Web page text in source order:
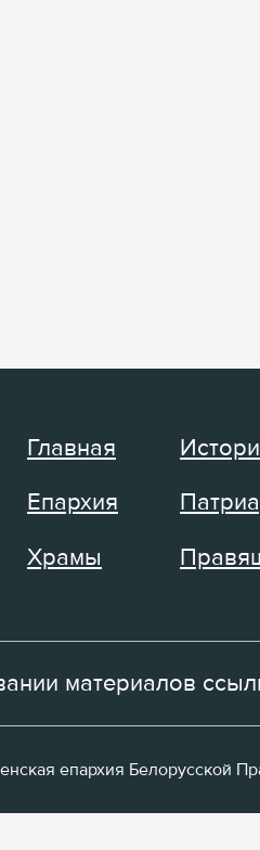
Главная
Епархия
Храмы
материалов
епархия Белорусской